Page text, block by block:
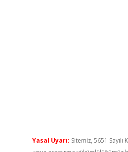
Yasal Uyarı: Sitemiz, 5651